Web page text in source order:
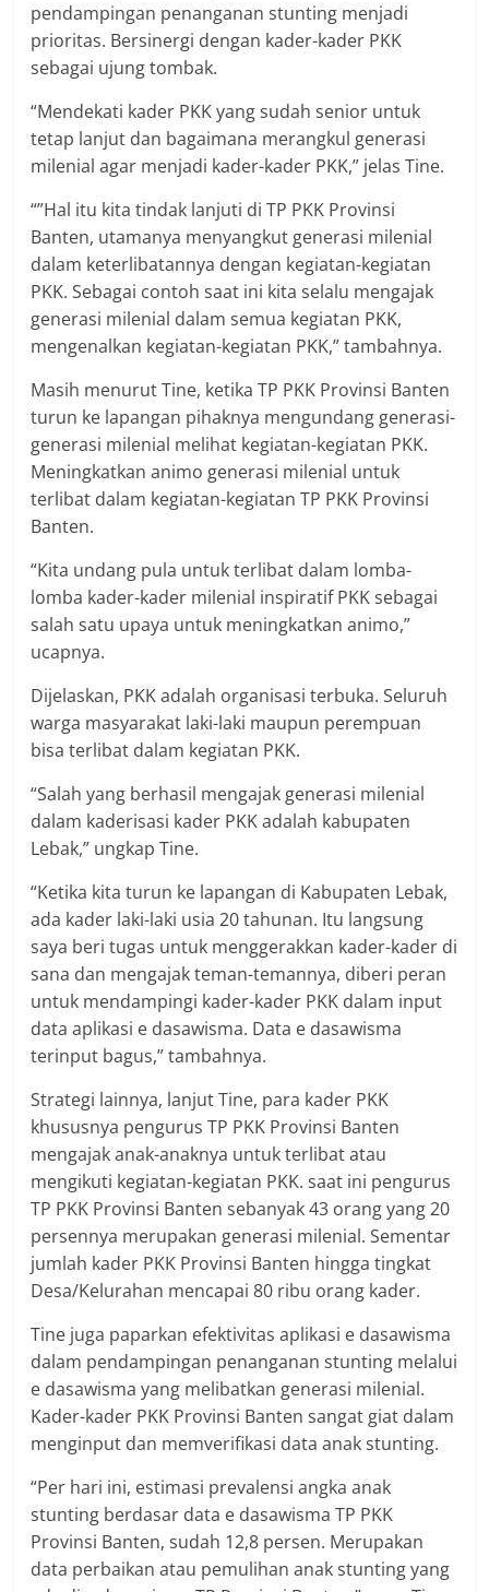
pendampingan penanganan stunting menjadi
prioritas. Bersinergi dengan kader-kader PKK
sebagai ujung tombak.
“Mendekati kader PKK yang sudah senior untuk
tetap lanjut dan bagaimana merangkul generasi
milenial agar menjadi kader-kader PKK,” jelas Tine.
“”Hal itu kita tindak lanjuti di TP PKK Provinsi
Banten, utamanya menyangkut generasi milenial
dalam keterlibatannya dengan kegiatan-kegiatan
PKK. Sebagai contoh saat ini kita selalu mengajak
generasi milenial dalam semua kegiatan PKK,
mengenalkan kegiatan-kegiatan PKK,” tambahnya.
Masih menurut Tine, ketika TP PKK Provinsi Banten
turun ke lapangan pihaknya mengundang generasi-
generasi milenial melihat kegiatan-kegiatan PKK.
Meningkatkan animo generasi milenial untuk
terlibat dalam kegiatan-kegiatan TP PKK Provinsi
Banten.
“Kita undang pula untuk terlibat dalam lomba-
lomba kader-kader milenial inspiratif PKK sebagai
salah satu upaya untuk meningkatkan animo,”
ucapnya.
Dijelaskan, PKK adalah organisasi terbuka. Seluruh
warga masyarakat laki-laki maupun perempuan
bisa terlibat dalam kegiatan PKK.
“Salah yang berhasil mengajak generasi milenial
dalam kaderisasi kader PKK adalah kabupaten
Lebak,” ungkap Tine.
“Ketika kita turun ke lapangan di Kabupaten Lebak,
ada kader laki-laki usia 20 tahunan. Itu langsung
saya beri tugas untuk menggerakkan kader-kader di
sana dan mengajak teman-temannya, diberi peran
untuk mendampingi kader-kader PKK dalam input
data aplikasi e dasawisma. Data e dasawisma
terinput bagus,” tambahnya.
Strategi lainnya, lanjut Tine, para kader PKK
khususnya pengurus TP PKK Provinsi Banten
mengajak anak-anaknya untuk terlibat atau
mengikuti kegiatan-kegiatan PKK. saat ini pengurus
TP PKK Provinsi Banten sebanyak 43 orang yang 20
persennya merupakan generasi milenial. Sementar
jumlah kader PKK Provinsi Banten hingga tingkat
Desa/Kelurahan mencapai 80 ribu orang kader.
Tine juga paparkan efektivitas aplikasi e dasawisma
dalam pendampingan penanganan stunting melalui
e dasawisma yang melibatkan generasi milenial.
Kader-kader PKK Provinsi Banten sangat giat dalam
menginput dan memverifikasi data anak stunting.
“Per hari ini, estimasi prevalensi angka anak
stunting berdasar data e dasawisma TP PKK
Provinsi Banten, sudah 12,8 persen. Merupakan
data perbaikan atau pemulihan anak stunting yang